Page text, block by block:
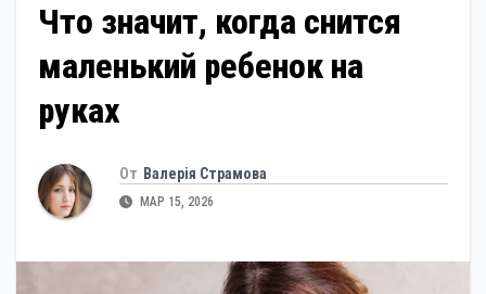
Что значит, когда снится
маленький ребенок на
руках
От Валерія Страмова
МАР 15, 2026